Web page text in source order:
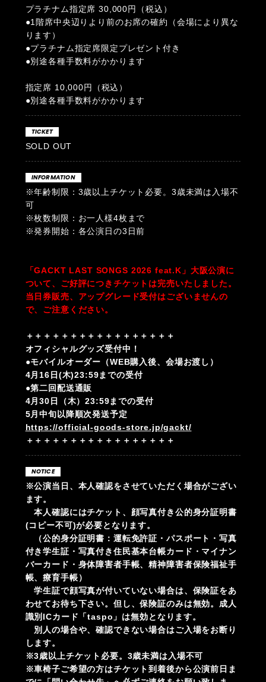
プラチナム指定席 30,000円（税込）
●1階席中央辺りより前のお席の確約（会場により異な
ります）
●プラチナム指定席限定プレゼント付き
●別途各種手数料がかかります
指定席 10,000円（税込）
●別途各種手数料がかかります
TICKET
SOLD OUT
INFORMATION
※年齢制限：3歳以上チケット必要。3歳未満は入場不
可
※枚数制限：お一人様4枚まで
※発券開始：各公演日の3日前
「GACKT LAST SONGS 2026 feat.K」大阪公演に
ついて、ご好評につきチケットは完売いたしました。
当日券販売、アップグレード受付はございませんの
で、ご注意ください。
＋＋＋＋＋＋＋＋＋＋＋＋＋＋＋＋＋
オフィシャルグッズ受付中！
●モバイルオーダー（WEB購入後、会場お渡し）
4月16日(木)23:59までの受付
●第二回配送通販
4月30日（木）23:59までの受付
5月中旬以降順次発送予定
https://official-goods-store.jp/gackt/
＋＋＋＋＋＋＋＋＋＋＋＋＋＋＋＋＋
NOTICE
※公演当日、本人確認をさせていただく場合がござい
ます。
本人確認にはチケット、顔写真付き公的身分証明書
(コピー不可)が必要となります。
（公的身分証明書：運転免許証・パスポート・写真
付き学生証・写真付き住民基本台帳カード・マイナン
バーカード・身体障害者手帳、精神障害者保険福祉手
帳、療育手帳）
学生証で顔写真が付いていない場合は、保険証をあ
わせてお待ち下さい。但し、保険証のみは無効。成人
識別ICカード「taspo」は無効となります。
別人の場合や、確認できない場合はご入場をお断り
します。
※3歳以上チケット必要。3歳未満は入場不可
※車椅子ご希望の方はチケット到着後から公演前日ま